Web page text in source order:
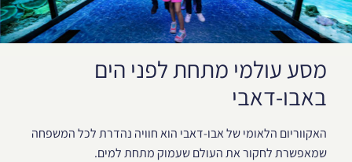
מסע עולמי מתחת לפני הים
באבו-דאבי
האקווריום הלאומי של אבו-דאבי הוא חוויה נהדרת לכל המשפחה
שמאפשרת לחקור את העולם שעמוק מתחת למים.